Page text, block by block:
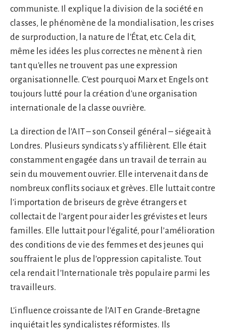
communiste. Il explique la division de la société en
classes, le phénomène de la mondialisation, les crises
de surproduction, la nature de l’État, etc. Cela dit,
même les idées les plus correctes ne mènent à rien
tant qu’elles ne trouvent pas une expression
organisationnelle. C’est pourquoi Marx et Engels ont
toujours lutté pour la création d’une organisation
internationale de la classe ouvrière.
La direction de l’AIT – son Conseil général – siégeait à
Londres. Plusieurs syndicats s’y affilièrent. Elle était
constamment engagée dans un travail de terrain au
sein du mouvement ouvrier. Elle intervenait dans de
nombreux conflits sociaux et grèves. Elle luttait contre
l’importation de briseurs de grève étrangers et
collectait de l’argent pour aider les grévistes et leurs
familles. Elle luttait pour l’égalité, pour l’amélioration
des conditions de vie des femmes et des jeunes qui
souffraient le plus de l’oppression capitaliste. Tout
cela rendait l’Internationale très populaire parmi les
travailleurs.
L’influence croissante de l’AIT en Grande-Bretagne
inquiétait les syndicalistes réformistes. Ils